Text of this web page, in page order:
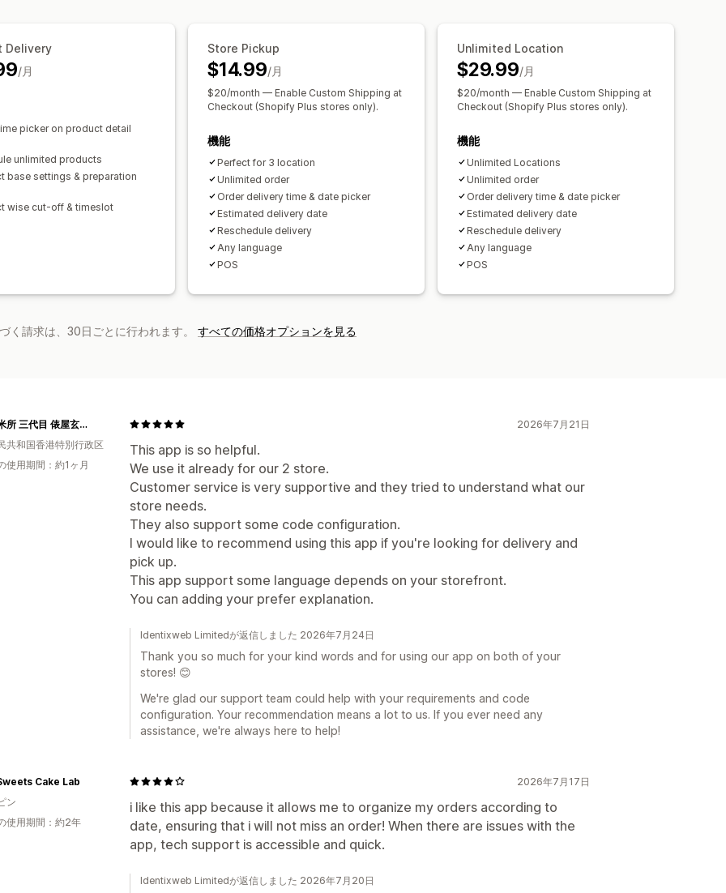
Delivery
/月
picker on product detail
unlimited products
base settings & preparation
wise cut-off & timeslot
Store Pickup
$14.99/月
$20/month — Enable Custom Shipping at
Checkout (Shopify Plus stores only).
機能
Perfect for 3 location
Unlimited order
Order delivery time & date picker
Estimated delivery date
Reschedule delivery
Any language
POS
Unlimited Location
$29.99/月
$20/month — Enable Custom Shipping at
Checkout (Shopify Plus stores only).
機能
Unlimited Locations
Unlimited order
Order delivery time & date picker
Estimated delivery date
Reschedule delivery
Any language
POS
く請求は、30日ごとに行われます。 すべての価格オプションを見る
2026年7月21日
This app is so helpful.
We use it already for our 2 store.
Customer service is very supportive and they tried to understand what our
store needs.
They also support some code configuration.
I would like to recommend using this app if you're looking for delivery and
pick up.
This app support some language depends on your storefront.
You can adding your prefer explanation.
香港精米所 三代目 俵屋玄兵衛
共和国香港特別行政区
使用期間：約1ヶ月
Identixweb Limitedが返信しました 2026年7月24日
Thank you so much for your kind words and for using our app on both of your
stores! 😊
We're glad our support team could help with your requirements and code
configuration. Your recommendation means a lot to us. If you ever need any
assistance, we're always here to help!
2026年7月17日
i like this app because it allows me to organize my orders according to
date, ensuring that i will not miss an order! When there are issues with the
app, tech support is accessible and quick.
Cake Lab
ン
使用期間：約2年
Identixweb Limitedが返信しました 2026年7月20日